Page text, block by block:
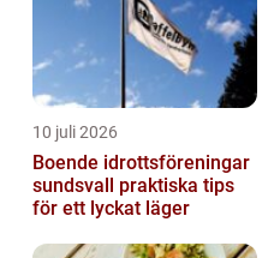
10 juli 2026
Boende idrottsföreningar
sundsvall praktiska tips
för ett lyckat läger